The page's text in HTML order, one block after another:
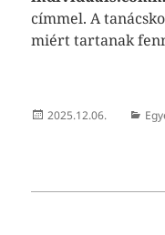
címmel. A
miért tartanak
Közzétéve
2025.12.06.